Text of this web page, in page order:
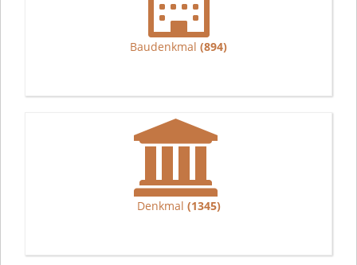
Baudenkmal (894)
Denkmal (1345)